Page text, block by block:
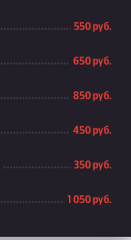
550 руб.
650 руб.
850 руб.
450 руб.
350 руб.
1 050 руб.